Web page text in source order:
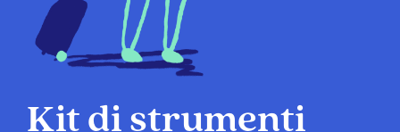
Kit di strumenti